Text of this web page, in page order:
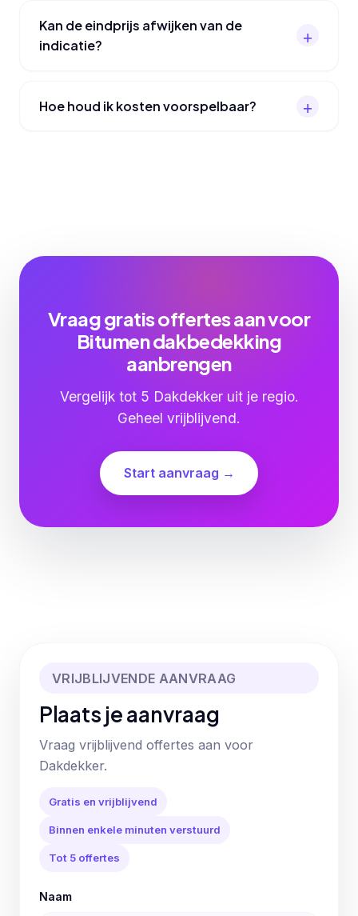
Kan de eindprijs afwijken van de
indicatie?
Hoe houd ik kosten voorspelbaar?
Vraag gratis offertes aan voor
Bitumen dakbedekking
aanbrengen
Vergelijk tot 5 Dakdekker uit je regio.
Geheel vrijblijvend.
Start aanvraag →
VRIJBLIJVENDE AANVRAAG
Plaats je aanvraag
Vraag vrijblijvend offertes aan voor
Dakdekker.
Gratis en vrijblijvend
Binnen enkele minuten verstuurd
Tot 5 offertes
Naam